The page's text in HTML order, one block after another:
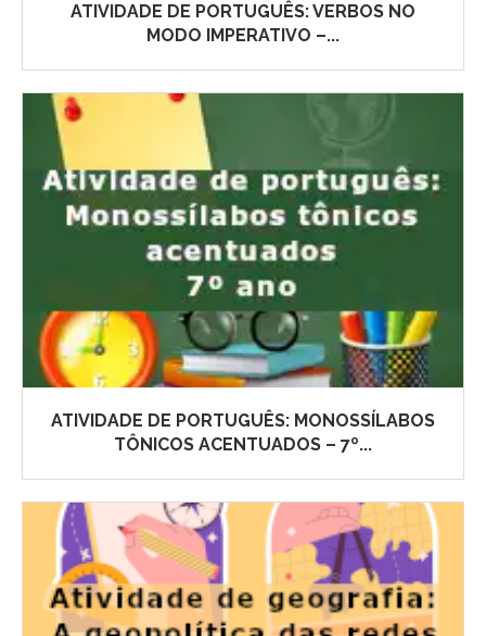
ATIVIDADE DE PORTUGUÊS: VERBOS NO
MODO IMPERATIVO –...
ATIVIDADE DE PORTUGUÊS: MONOSSÍLABOS
TÔNICOS ACENTUADOS – 7º...